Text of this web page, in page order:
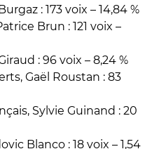
: 173 voix – 14,84 %
Brun : 121 voix –
: 96 voix – 8,24 %
Gaël Roustan : 83
Sylvie Guinand : 20
Blanco : 18 voix – 1,54